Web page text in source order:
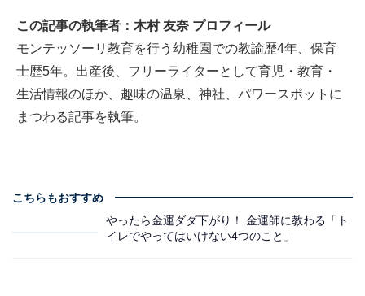
この記事の執筆者：木村 友奈 プロフィール
モンテッソーリ教育を行う幼稚園での教諭歴4年、保育
士歴5年。出産後、フリーライターとして育児・教育・
生活情報のほか、趣味の温泉、神社、パワースポットに
まつわる記事を執筆。
こちらもおすすめ
やったら金運ダダ下がり！ 金運師に教わる「ト
イレでやってはいけない4つのこと」